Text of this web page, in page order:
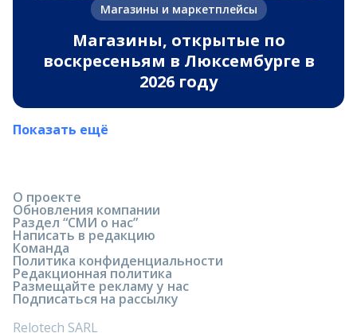
Магазины и маркетплейсы
Магазины, открытые по
воскресеньям в Люксембурге в
2026 году
Показать ещё
О проекте
Обновления компании
Раздел “СМИ о нас”
Написать в редакцию
Команда
Политика конфиденциальности
Редакционная политика
Размещайте рекламу у нас
Подписаться на рассылку
Relotech SARL